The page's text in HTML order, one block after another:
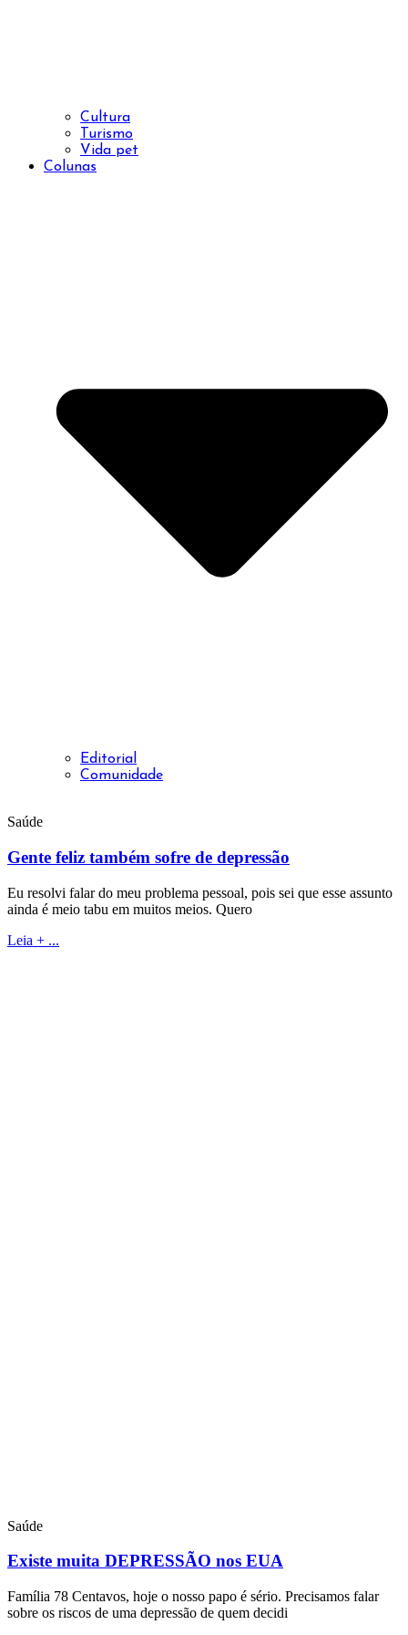
Cultura
Turismo
Vida pet
Colunas
Editorial
Comunidade
Saúde
Gente feliz também sofre de depressão
Eu resolvi falar do meu problema pessoal, pois sei que esse assunto
ainda é meio tabu em muitos meios. Quero
Leia + ...
Saúde
Existe muita DEPRESSÃO nos EUA
Família 78 Centavos, hoje o nosso papo é sério. Precisamos falar
sobre os riscos de uma depressão de quem decidi